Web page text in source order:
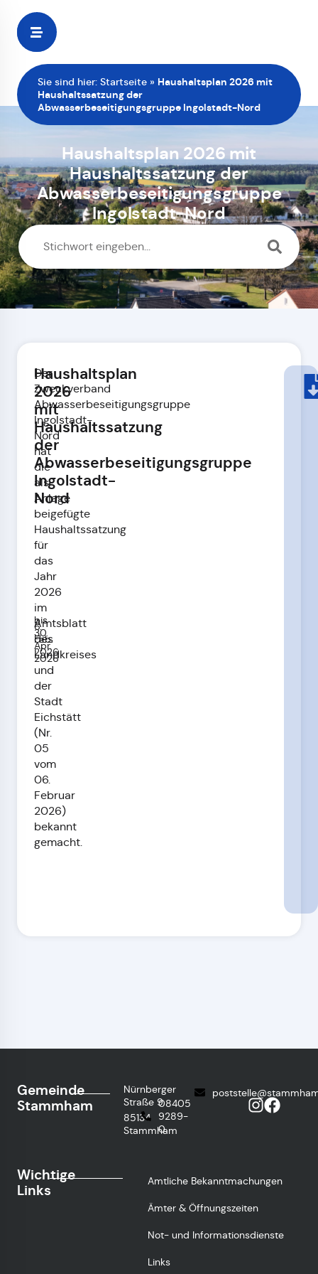
Zur
Sie sind hier: Startseite » Haushaltsplan 2026 mit
Haushaltssatzung der
Abwasserbeseitigungsgruppe Ingolstadt-Nord
Haushaltsplan 2026 mit
Haushaltssatzung der
Abwasserbeseitigungsgruppe
Ingolstadt-Nord
6.
Feb.
2026
bis
30.
Apr.
2026
Haushaltsplan
2026
mit
Haushaltssatzung
der
Abwasserbeseitigungsgruppe
Ingolstadt-
Nord
Der
Zweckverband
Abwasserbeseitigungsgruppe
Ingolstadt-
Nord
hat
die
als
Anlage
beigefügte
Haushaltssatzung
für
das
Jahr
2026
im
Amtsblatt
des
Landkreises
und
der
Stadt
Eichstätt
(Nr.
05
vom
06.
Februar
2026)
bekannt
gemacht.
Gemeinde
Stammham
Nürnberger
Straße 9
85134
Stammham
08405
9289-
0
Wichtige
Links
Amtliche Bekanntmachungen
Ämter & Öffnungszeiten
Not- und Informationsdienste
Links